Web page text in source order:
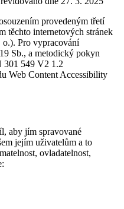
provedeným třetí
těchto internetových stránek
o.). Pro vypracování
Sb., a metodický pokyn
301 549 V2 1.2
Web Content Accessibility
aby jím spravované
jejím uživatelům a to
ovladatelnost,